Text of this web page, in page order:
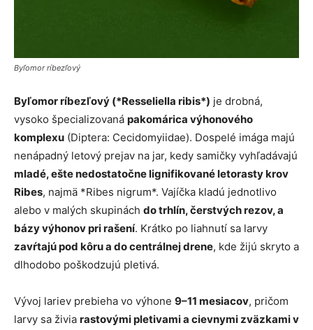
Byľomor ríbezľový
Byľomor ríbezľový (*Resseliella ribis*) je drobná,
vysoko špecializovaná pakomárica výhonového
komplexu (Diptera: Cecidomyiidae). Dospelé imága majú
nenápadný letový prejav na jar, kedy samičky vyhľadávajú
mladé, ešte nedostatočne lignifikované letorasty krov
Ribes, najmä *Ribes nigrum*. Vajíčka kladú jednotlivo
alebo v malých skupinách do trhlín, čerstvých rezov, a
bázy výhonov pri rašení. Krátko po liahnutí sa larvy
zavŕtajú pod kôru a do centrálnej drene, kde žijú skryto a
dlhodobo poškodzujú pletivá.
Vývoj lariev prebieha vo výhone 9–11 mesiacov, pričom
larvy sa živia rastovými pletivami a cievnymi zväzkami v